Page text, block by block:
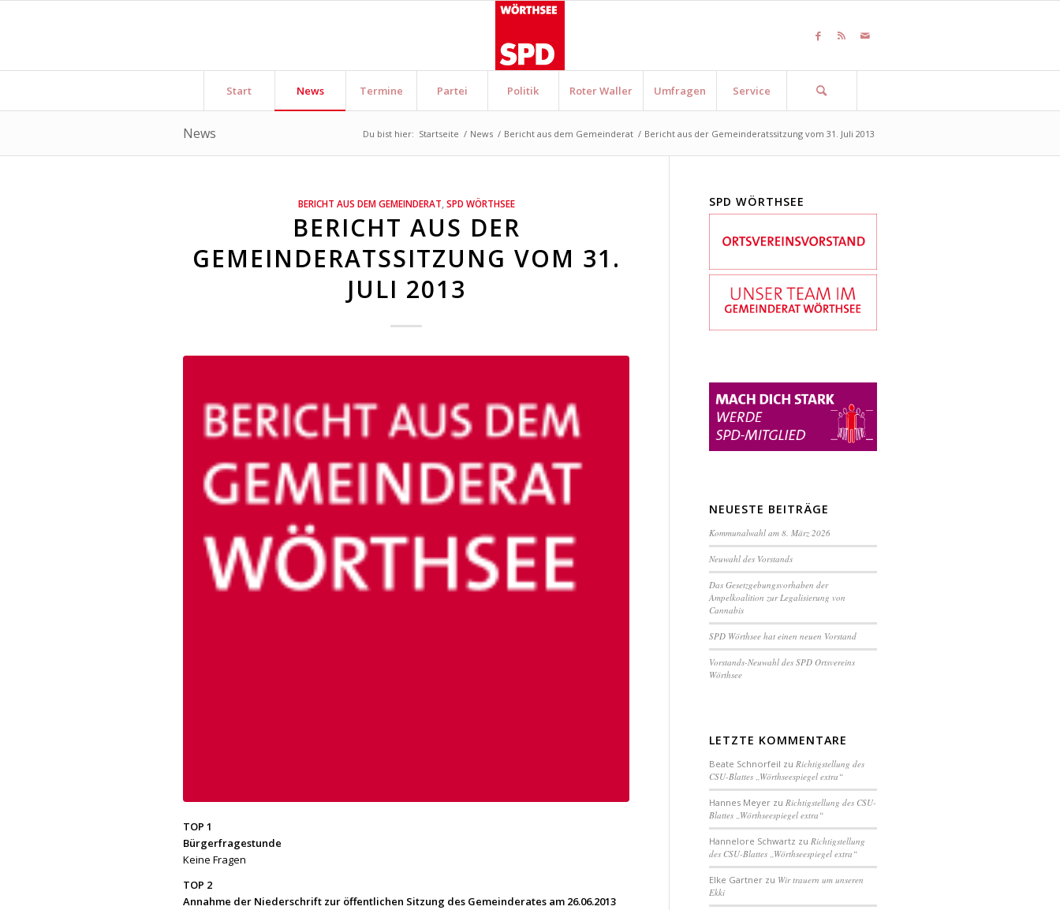
Start News Termine Partei Politik Roter Waller Umfragen Service
News Du bist hier: Startseite / News / Bericht aus dem Gemeinderat / Bericht aus der Gemeinderatssitzung vom 31. Juli 2013
BERICHT AUS DEM GEMEINDERAT SPD WÖRTHSEE
BERICHT AUS DER
GEMEINDERATSSITZUNG VOM 31.
JULI 2013
TOP 1
Bürgerfragestunde
Keine Fragen
TOP 2
Annahme der Niederschrift zur öffentlichen Sitzung des Gemeinderates am 26.06.2013
SPD WÖRTHSEE
NEUESTE BEITRÄGE
Kommunalwahl am 8. März 2026
Neuwahl des Vorstands
Das Gesetzgebungsvorhaben der
Ampelkoalition zur Legalisierung von
Cannabis
SPD Wörthsee hat einen neuen Vorstand
Vorstands-Neuwahl des SPD Ortsvereins
Wörthsee
LETZTE KOMMENTARE
Beate Schnorfeil zu Richtigstellung des
CSU-Blattes „Wörthseespiegel extra“
Hannes Meyer zu Richtigstellung des CSU-
Blattes „Wörthseespiegel extra“
Hannelore Schwartz zu Richtigstellung
des CSU-Blattes „Wörthseespiegel extra“
Elke Gartner zu Wir trauern um unseren
Ekki